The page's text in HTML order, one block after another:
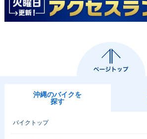
沖縄のバイクを
探す
バイクトップ